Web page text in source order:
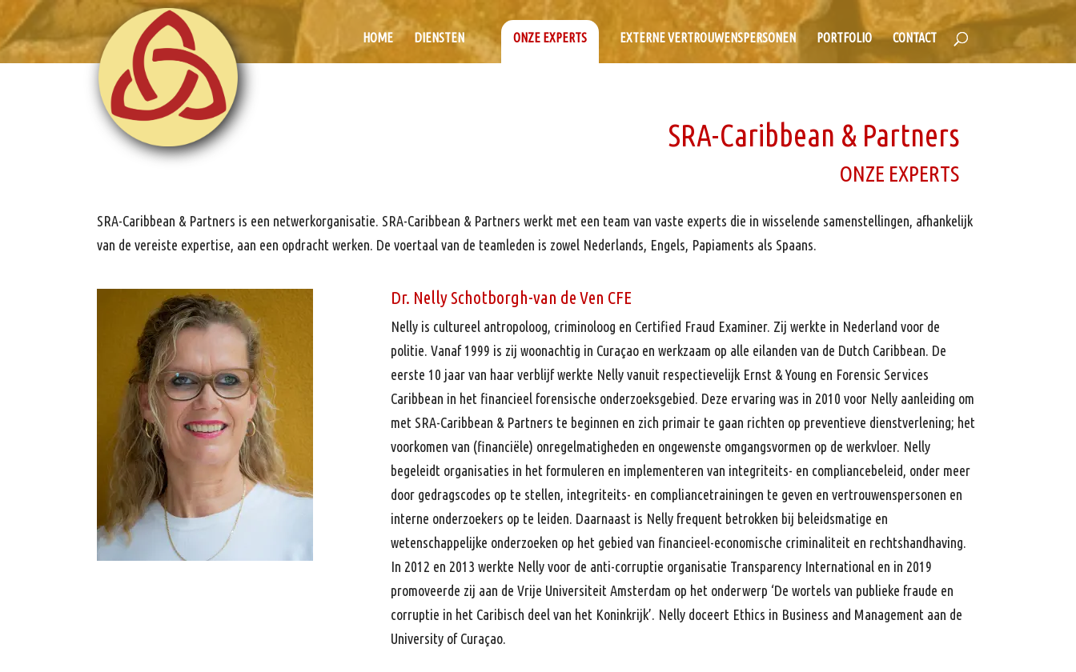
HOME DIENSTEN ONZE EXPERTS EXTERNE VERTROUWENSPERSONEN PORTFOLIO CONTACT
SRA-Caribbean & Partners
ONZE EXPERTS
SRA-Caribbean & Partners is een netwerkorganisatie. SRA-Caribbean & Partners werkt met een team van vaste experts die in wisselende samenstellingen, afhankelijk
van de vereiste expertise, aan een opdracht werken. De voertaal van de teamleden is zowel Nederlands, Engels, Papiaments als Spaans.
Dr. Nelly Schotborgh-van de Ven CFE
Nelly is cultureel antropoloog, criminoloog en Certified Fraud Examiner. Zij werkte in Nederland voor de
politie. Vanaf 1999 is zij woonachtig in Curaçao en werkzaam op alle eilanden van de Dutch Caribbean. De
eerste 10 jaar van haar verblijf werkte Nelly vanuit respectievelijk Ernst & Young en Forensic Services
Caribbean in het financieel forensische onderzoeksgebied. Deze ervaring was in 2010 voor Nelly aanleiding om
met SRA-Caribbean & Partners te beginnen en zich primair te gaan richten op preventieve dienstverlening; het
voorkomen van (financiële) onregelmatigheden en ongewenste omgangsvormen op de werkvloer. Nelly
begeleidt organisaties in het formuleren en implementeren van integriteits- en compliancebeleid, onder meer
door gedragscodes op te stellen, integriteits- en compliancetrainingen te geven en vertrouwenspersonen en
interne onderzoekers op te leiden. Daarnaast is Nelly frequent betrokken bij beleidsmatige en
wetenschappelijke onderzoeken op het gebied van financieel-economische criminaliteit en rechtshandhaving.
In 2012 en 2013 werkte Nelly voor de anti-corruptie organisatie Transparency International en in 2019
promoveerde zij aan de Vrije Universiteit Amsterdam op het onderwerp ‘De wortels van publieke fraude en
corruptie in het Caribisch deel van het Koninkrijk’. Nelly doceert Ethics in Business and Management aan de
University of Curaçao.